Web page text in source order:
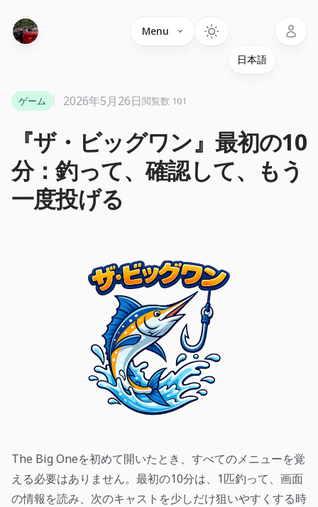
Menu
『ザ・ビッグワン』最初の10
分：釣って、確認して、もう
一度投げる
ゲーム 2026年5月26日閲覧数 101
The Big Oneを初めて開いたとき、すべてのメニューを覚
える必要はありません。最初の10分は、1匹釣って、画面
の情報を読み、次のキャストを少しだけ狙いやすくする時